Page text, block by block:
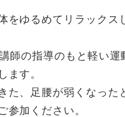
をゆるめてリラック
師の指導のもと軽い
ます。
た、足腰が弱くなった
参加ください。